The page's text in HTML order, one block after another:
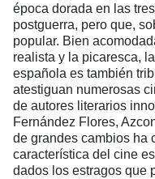
época dorada en las
postguerra, pero que,
popular. Bien
realista y la picaresca,
española es también
atestiguan numerosas
de autores literarios
Fernández Flores,
de grandes cambios ha
característica del cine
dados los estragos que